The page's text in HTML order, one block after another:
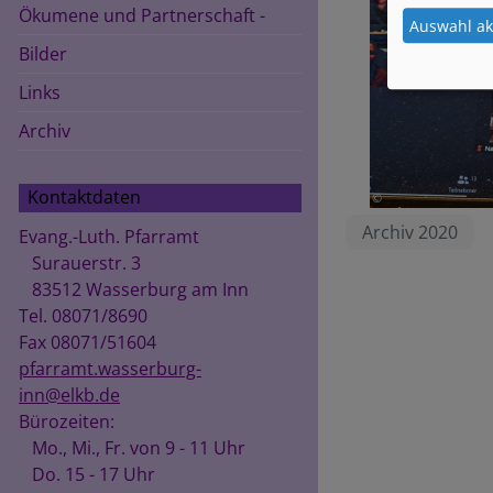
Ökumene und Partnerschaft -
Bilder
Links
Archiv
Kontaktdaten
Evang.-Luth. Pfarramt
Surauerstr. 3
83512 Wasserburg am Inn
Tel. 08071/8690
Fax 08071/51604
pfarramt.wasserburg-
inn@elkb.de
Bürozeiten:
Mo., Mi., Fr. von 9 - 11 Uhr
Do. 15 - 17 Uhr
Archiv 2020
Auswahl